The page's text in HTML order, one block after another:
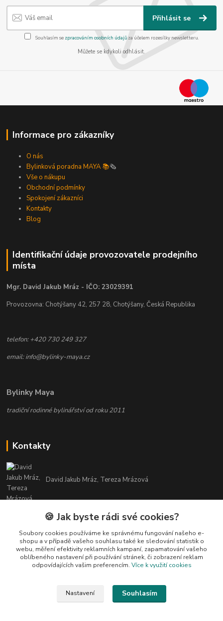
Přihlásit se
Souhlasím se zpracováním osobních údajůza účelem rozesílky newsletteru.
Můžete se kdykoli odhlásit.
Informace pro zákazníky
O nás
Bylinková poradna MAYA 📚🗞️
Vše o nákupu
Obchodní podmínky
Spokojení zákazníci
Kontakty
Blog
Identifikační údaje provozovatele prodejního
místa
Mgr. David Jakub Mráz - IČO: 23029391
Provozovna: Chotýšany 42, 257 28, Chotýšany, Česká Republika
telefon: +420 730 249 327
email: info@bylinky-maya.cz
Bylinky Maya
tradiční rodinné bylinářství od roku 2011
Kontakty
David Jakub Mráz, Tereza Mrázová
info@bylinky-maya.cz
🍪 Jak byste rádi své cookies?
Soubory cookies používáme ke správnému fungování našeho e-
shopu a v případě vašeho souhlasu také ke sledování statistik o
webu, měření efektivity reklamních kampaní, zapamatování vašeho
oblíbeného nastavení při používání stránek, či zobrazení reklam
odpovídajících vašim preferencím. Více k využití cookies
Nastavení Souhlasím